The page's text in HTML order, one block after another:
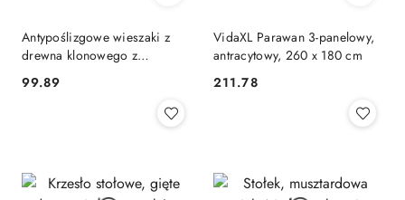
Antypoślizgowe wieszaki z
drewna klonowego z
wycięciami, Ciemny orzech +
srebro, 20
Cena:
99.89
VidaXL Parawan 3-panelowy,
antracytowy, 260 x 180 cm
Cena:
211.78